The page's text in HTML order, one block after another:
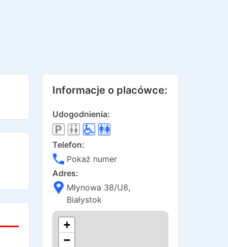
Informacje o placówce:
Udogodnienia:
Telefon:
Pokaż numer
Adres:
Młynowa 38/U8,
Białystok
+
−